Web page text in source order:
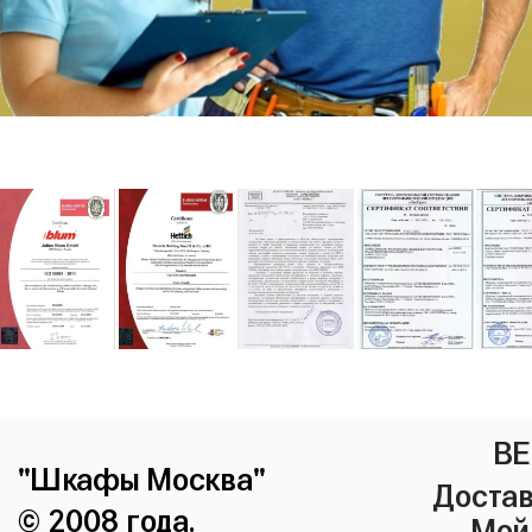
"Шкафы Москва"
© 2008 года.